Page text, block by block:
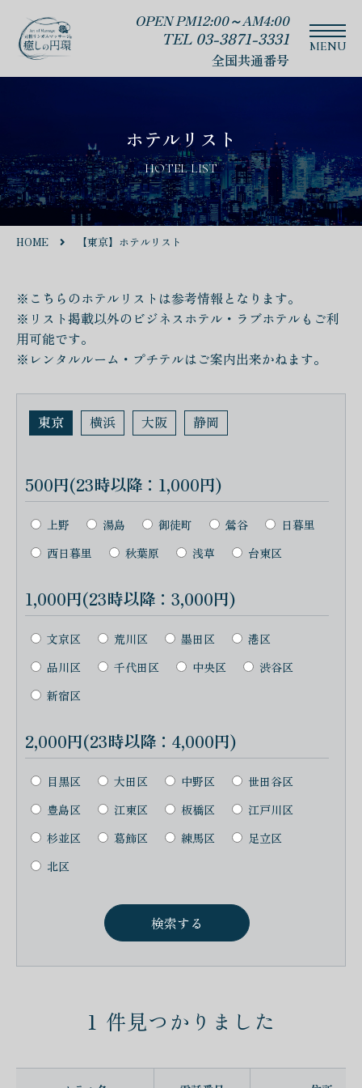
OPEN PM12:00～AM4:00
TEL 03-3871-3331
全国共通番号
ホテルリスト
HOTEL LIST
HOME 【東京】ホテルリスト
※こちらのホテルリストは参考情報となります。
※リスト掲載以外のビジネスホテル・ラブホテルもご利
用可能です。
※レンタルルーム・プチテルはご案内出来かねます。
東京 横浜 大阪 静岡
500円(23時以降：1,000円)
上野 湯島 御徒町 鶯谷
日暮里
西日暮里
秋葉原 浅草 台東区
1,000円(23時以降：3,000円)
文京区 荒川区 墨田区
港区
品川区
千代田区 中央区
渋谷区
新宿区
2,000円(23時以降：4,000円)
目黒区 大田区 中野区
世田谷区
豊島区
江東区 板橋区
江戸川区
杉並区
葛飾区 練馬区
足立区
北区
1 件見つかりました